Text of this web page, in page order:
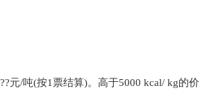
/吨(按1票结算)。高于5000 kcal/ kg的价